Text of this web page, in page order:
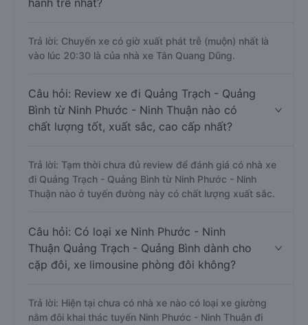
hành trễ nhất?
Trả lời: Chuyến xe có giờ xuất phát trễ (muộn) nhất là
vào lúc 20:30 là của nhà xe Tân Quang Dũng.
Câu hỏi: Review xe đi Quảng Trạch - Quảng
Bình từ Ninh Phước - Ninh Thuận nào có
chất lượng tốt, xuất sắc, cao cấp nhất?
Trả lời: Tạm thời chưa đủ review để đánh giá có nhà xe
đi Quảng Trạch - Quảng Bình từ Ninh Phước - Ninh
Thuận nào ở tuyến đường này có chất lượng xuất sắc.
Câu hỏi: Có loại xe Ninh Phước - Ninh
Thuận Quảng Trạch - Quảng Bình dành cho
cặp đôi, xe limousine phòng đôi không?
Trả lời: Hiện tại chưa có nhà xe nào có loại xe giường
nằm đôi khai thác tuyến Ninh Phước - Ninh Thuận đi